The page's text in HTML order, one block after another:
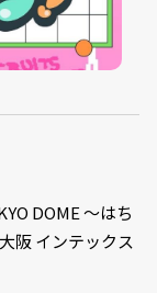
DOME 〜はち
阪 インテックス